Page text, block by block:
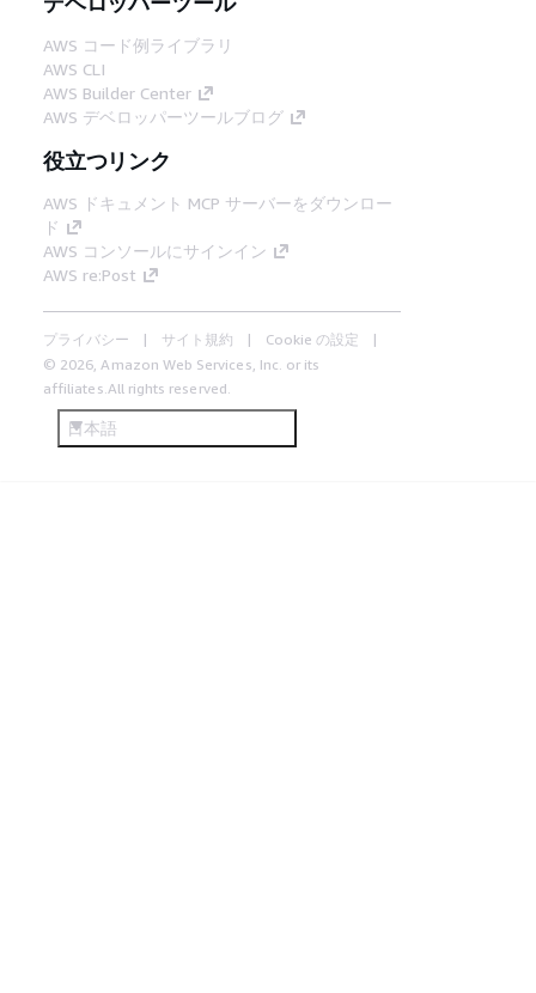
AWS コード例ライブラリ
AWS CLI
AWS Builder Center
AWS デベロッパーツールブログ
役立つリンク
AWS ドキュメント MCP サーバーをダウンロー
ド
AWS コンソールにサインイン
AWS re:Post
プライバシー サイト規約
Cookie の設定
© 2026, Amazon Web Services, Inc. or its
affiliates.All rights reserved.
日本語